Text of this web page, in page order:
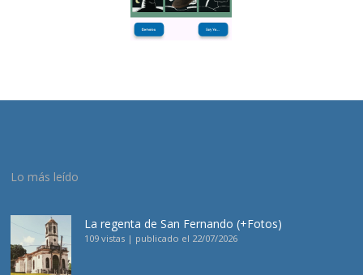
Lo más leído
La regenta de San Fernando (+Fotos)
109 vistas | publicado el 22/07/2026